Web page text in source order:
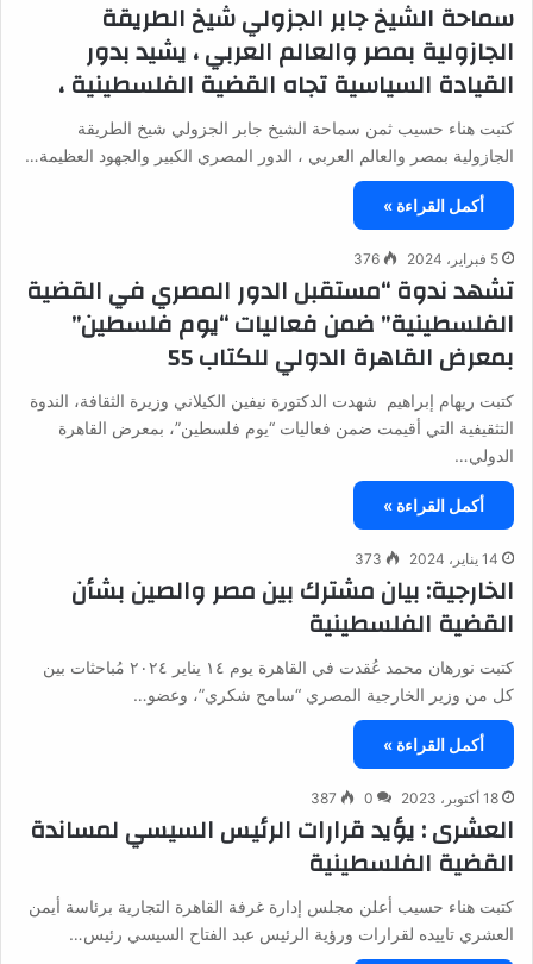
سماحة الشيخ جابر الجزولي شيخ الطريقة
الجازولية بمصر والعالم العربي ، يشيد بدور
القيادة السياسية تجاه القضية الفلسطينية ،
كتبت هناء حسيب ثمن سماحة الشيخ جابر الجزولي شيخ الطريقة
الجازولية بمصر والعالم العربي ، الدور المصري الكبير والجهود العظيمة…
أكمل القراءة »
5 فبراير، 2024 376
تشهد ندوة “مستقبل الدور المصري في القضية
الفلسطينية” ضمن فعاليات “يوم فلسطين”
بمعرض القاهرة الدولي للكتاب 55
كتبت ريهام إبراهيم شهدت الدكتورة نيفين الكيلاني وزيرة الثقافة، الندوة
التثقيفية التي أقيمت ضمن فعاليات “يوم فلسطين”، بمعرض القاهرة
الدولي…
أكمل القراءة »
14 يناير، 2024 373
الخارجية: بيان مشترك بين مصر والصين بشأن
القضية الفلسطينية
كتبت نورهان محمد عُقدت في القاهرة يوم ١٤ يناير ٢٠٢٤ مُباحثات بين
كل من وزير الخارجية المصري “سامح شكري”، وعضو…
أكمل القراءة »
18 أكتوبر، 2023 0
387
العشرى : يؤيد قرارات الرئيس السيسي لمساندة
القضية الفلسطينية
كتبت هناء حسيب أعلن مجلس إدارة غرفة القاهرة التجارية برئاسة أيمن
العشري تاييده لقرارات ورؤية الرئيس عبد الفتاح السيسي رئيس…